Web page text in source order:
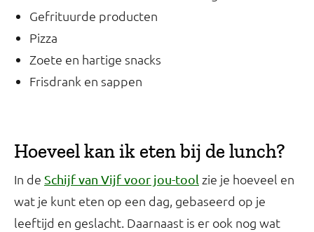
Gefrituurde producten
Pizza
Zoete en hartige snacks
Frisdrank en sappen
Hoeveel kan ik eten bij de lunch?
In de Schijf van Vijf voor jou-tool zie je hoeveel en
wat je kunt eten op een dag, gebaseerd op je
leeftijd en geslacht. Daarnaast is er ook nog wat